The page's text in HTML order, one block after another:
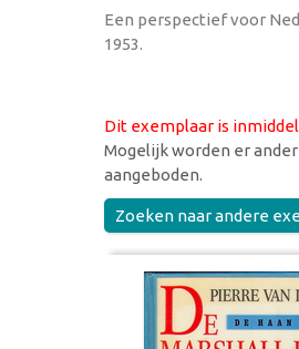
Een perspectief voor
1953.
Dit exemplaar is
Mogelijk worden er
aangeboden.
Zoeken naar andere